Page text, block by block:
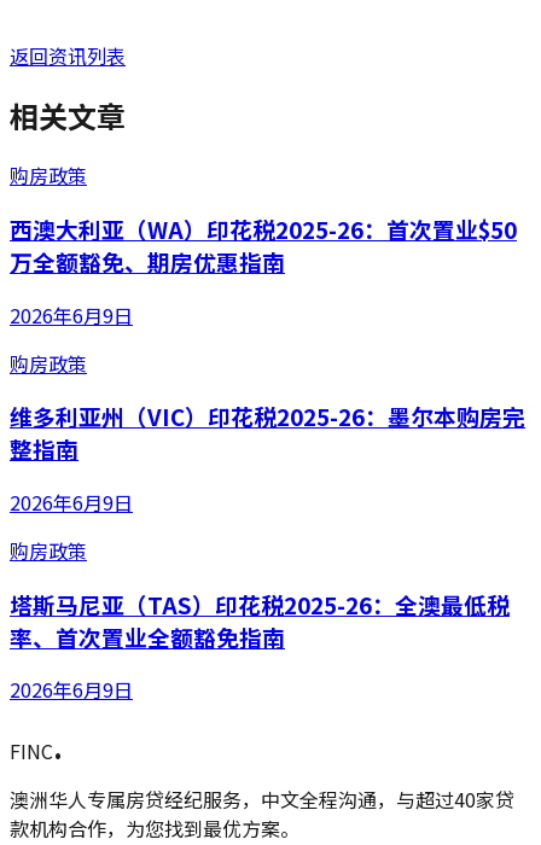
返回资讯列表
相关文章
购房政策
西澳大利亚（WA）印花税2025-26：首次置业$50
万全额豁免、期房优惠指南
2026年6月9日
购房政策
维多利亚州（VIC）印花税2025-26：墨尔本购房完
整指南
2026年6月9日
购房政策
塔斯马尼亚（TAS）印花税2025-26：全澳最低税
率、首次置业全额豁免指南
2026年6月9日
FINC.
澳洲华人专属房贷经纪服务，中文全程沟通，与超过40家贷
款机构合作，为您找到最优方案。